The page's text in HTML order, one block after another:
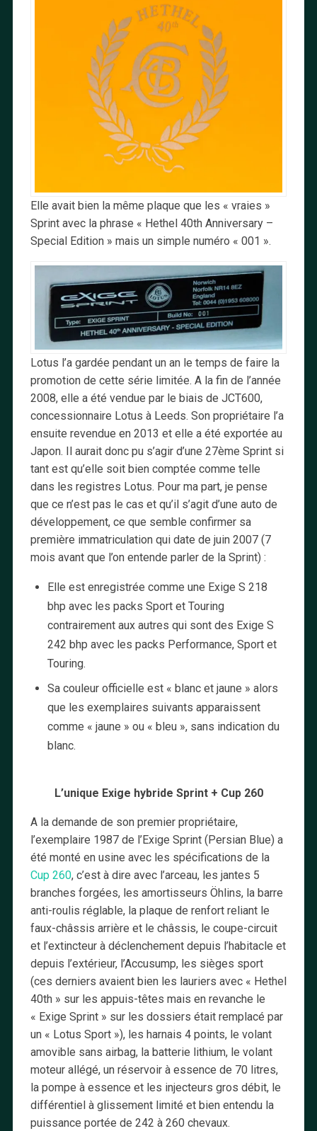
Elle avait bien la même plaque que les « vraies »
Sprint avec la phrase « Hethel 40th Anniversary –
Special Edition » mais un simple numéro « 001 ».
Lotus l’a gardée pendant un an le temps de faire la
promotion de cette série limitée. A la fin de l’année
2008, elle a été vendue par le biais de JCT600,
concessionnaire Lotus à Leeds. Son propriétaire l’a
ensuite revendue en 2013 et elle a été exportée au
Japon. Il aurait donc pu s’agir d’une 27ème Sprint si
tant est qu’elle soit bien comptée comme telle
dans les registres Lotus. Pour ma part, je pense
que ce n’est pas le cas et qu’il s’agit d’une auto de
développement, ce que semble confirmer sa
première immatriculation qui date de juin 2007 (7
mois avant que l’on entende parler de la Sprint) :
Elle est enregistrée comme une Exige S 218
bhp avec les packs Sport et Touring
contrairement aux autres qui sont des Exige S
242 bhp avec les packs Performance, Sport et
Touring.
Sa couleur officielle est « blanc et jaune » alors
que les exemplaires suivants apparaissent
comme « jaune » ou « bleu », sans indication du
blanc.
L’unique Exige hybride Sprint + Cup 260
A la demande de son premier propriétaire,
l’exemplaire 1987 de l’Exige Sprint (Persian Blue) a
été monté en usine avec les spécifications de la
Cup 260, c’est à dire avec l’arceau, les jantes 5
branches forgées, les amortisseurs Öhlins, la barre
anti-roulis réglable, la plaque de renfort reliant le
faux-châssis arrière et le châssis, le coupe-circuit
et l’extincteur à déclenchement depuis l’habitacle et
depuis l’extérieur, l’Accusump, les sièges sport
(ces derniers avaient bien les lauriers avec « Hethel
40th » sur les appuis-têtes mais en revanche le
« Exige Sprint » sur les dossiers était remplacé par
un « Lotus Sport »), les harnais 4 points, le volant
amovible sans airbag, la batterie lithium, le volant
moteur allégé, un réservoir à essence de 70 litres,
la pompe à essence et les injecteurs gros débit, le
différentiel à glissement limité et bien entendu la
puissance portée de 242 à 260 chevaux.